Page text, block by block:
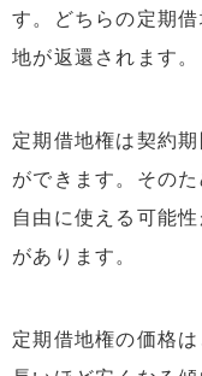
す。どちらの定期
地が返還されます。
定期借地権は契約
ができます。その
自由に使える可能
があります。
定期借地権の価格